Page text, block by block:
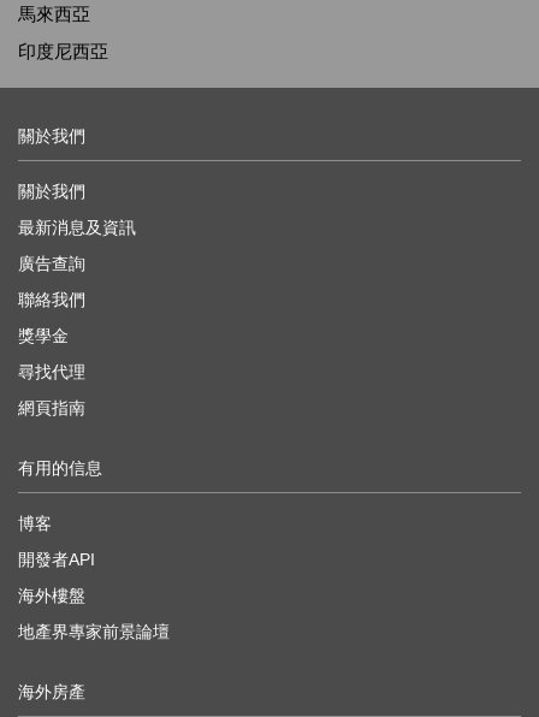
馬來西亞
印度尼西亞
關於我們
關於我們
最新消息及資訊
廣告查詢
聯絡我們
獎學金
尋找代理
網頁指南
有用的信息
博客
開發者API
海外樓盤
地產界專家前景論壇
海外房產